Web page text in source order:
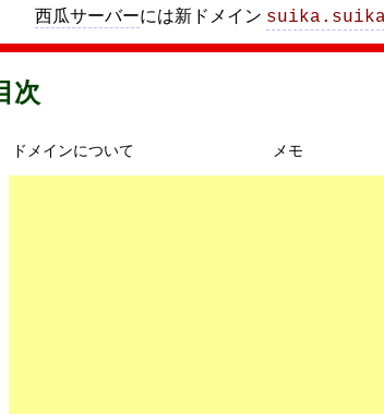
西瓜サーバーには新ドメイン
次
ドメインについて メモ